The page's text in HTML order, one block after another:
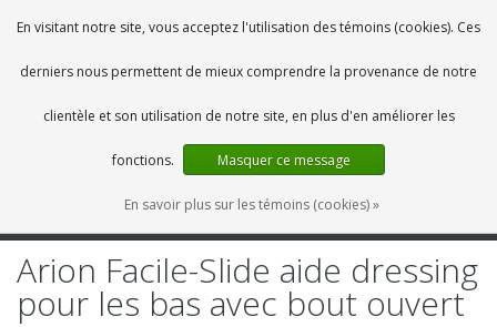
0 Articles
FR
Arion Facile-Slide aide dressing
pour les bas avec bout ouvert
En visitant notre site, vous acceptez l'utilisation des témoins (cookies). Ces
derniers nous permettent de mieux comprendre la provenance de notre
clientèle et son utilisation de notre site, en plus d'en améliorer les
fonctions. Masquer ce message
En savoir plus sur les témoins (cookies) »